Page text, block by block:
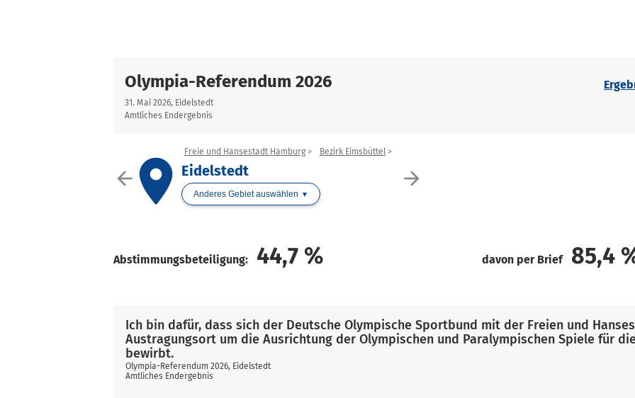
Olympia-Referendum 2026
31. Mai 2026, Eidelstedt
Amtliches Endergebnis
arrow_back arrow_forward
place
Freie und Hansestadt Hamburg Bezirk Eimsbüttel
Eidelstedt
Anderes Gebiet auswählen
Abstimmungsbeteiligung: 44,7 % davon per Brief 85,4
Ich bin dafür, dass sich der Deutsche Olympische Sportbund mit der Freien und
Austragungsort um die Ausrichtung der Olympischen und Paralympischen Spiele für
bewirbt.
Olympia-Referendum 2026, Eidelstedt
Amtliches Endergebnis